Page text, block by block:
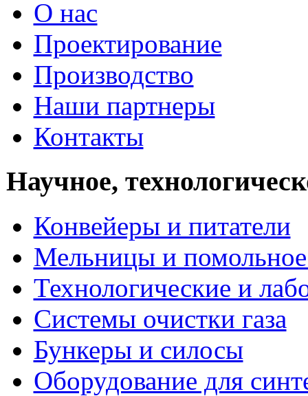
О нас
Проектирование
Производство
Наши партнеры
Контакты
Научное,
Конвейеры и питатели
Мельницы и помольное
Технологические и
Системы очистки газа
Бункеры и силосы
Оборудование для